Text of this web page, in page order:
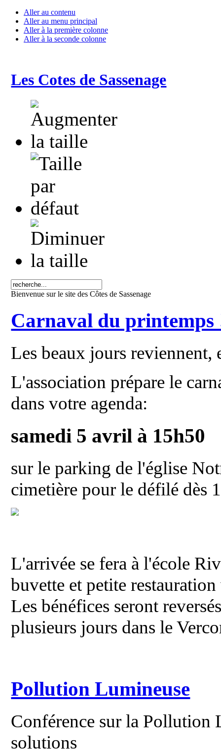
Aller au contenu
Aller au menu principal
Aller à la première colonne
Aller à la seconde colonne
Les Cotes de Sassenage
Bienvenue sur le site des Côtes de Sassenage
Carnaval du printemps
Les beaux jours reviennent,
L'association prépare le
dans votre agenda:
samedi 5 avril à 15h50
sur le parking de l'église
cimetière pour le défilé dès
L'arrivée se fera à l'école
buvette et petite
Les bénéfices seront
plusieurs jours dans le
Pollution Lumineuse
Conférence sur la Pollution
solutions